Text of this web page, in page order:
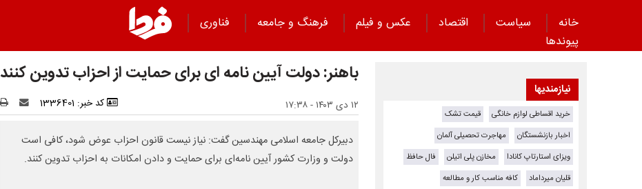
خانه سیاست اقتصاد عکس و فیلم فرهنگ و جامعه
فناوری
پیوند‌ها
باهنر: دولت آیین نامه ای برای حمایت از احزاب تدوین کنند
۱۲ دی ۱۴۰۳ - ۱۷:۳۸ کد خبر: 1336401
دبیرکل جامعه اسلامی مهندسین گفت: نیاز نیست قانون احزاب عوض شود، کافی است
دولت و وزارت کشور آیین نامه‌ای برای حمایت و دادن امکانات به احزاب تدوین کنند.
نیازمندیها
خرید اقساطی لوازم خانگی
قیمت تشک
اخبار بازنشستگان
مهاجرت تحصیلی آلمان
ویزای استارتاپ کانادا
مخازن پلی اتیلن
فال حافظ
قلیان میرداماد
کافه مناسب کار و مطالعه